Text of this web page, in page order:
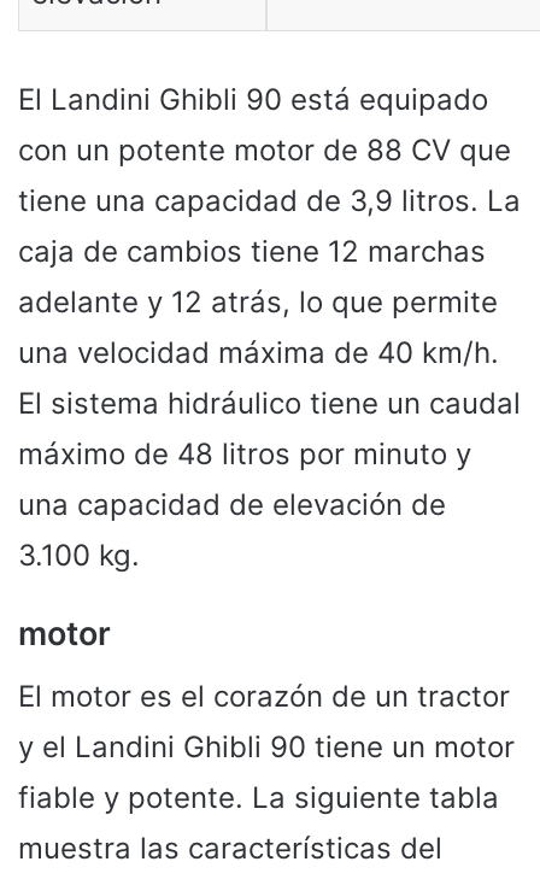
El Landini Ghibli 90 está equipado
con un potente motor de 88 CV que
tiene una capacidad de 3,9 litros. La
caja de cambios tiene 12 marchas
adelante y 12 atrás, lo que permite
una velocidad máxima de 40 km/h.
El sistema hidráulico tiene un caudal
máximo de 48 litros por minuto y
una capacidad de elevación de
3.100 kg.
motor
El motor es el corazón de un tractor
y el Landini Ghibli 90 tiene un motor
fiable y potente. La siguiente tabla
muestra las características del